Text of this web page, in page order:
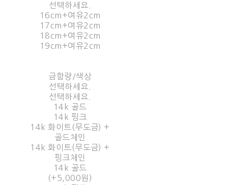
선택하세요.
16cm+여유2cm
17cm+여유2cm
18cm+여유2cm
19cm+여유2cm
금함량/색상
선택하세요.
선택하세요.
14k 골드
14k 핑크
14k 화이트(무도금) +
골드체인
14k 화이트(무도금) +
핑크체인
14k 골드
(+5,000원)